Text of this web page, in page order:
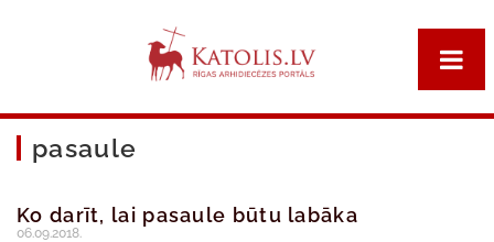
pasaule
Ko darīt, lai pasaule būtu labāka
06.09.2018.